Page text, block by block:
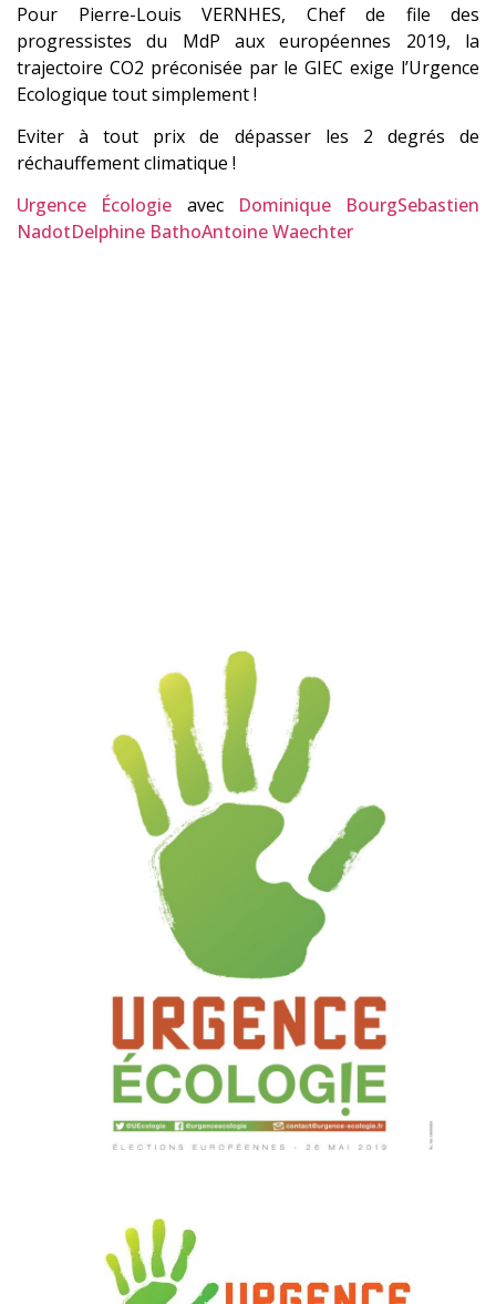
Pour Pierre-Louis VERNHES, Chef de file des
progressistes du MdP aux européennes 2019, la
trajectoire CO2 préconisée par le GIEC exige l’Urgence
Ecologique tout simplement !
Eviter à tout prix de dépasser les 2 degrés de
réchauffement climatique !
Urgence Écologie avec Dominique BourgSebastien
NadotDelphine BathoAntoine Waechter